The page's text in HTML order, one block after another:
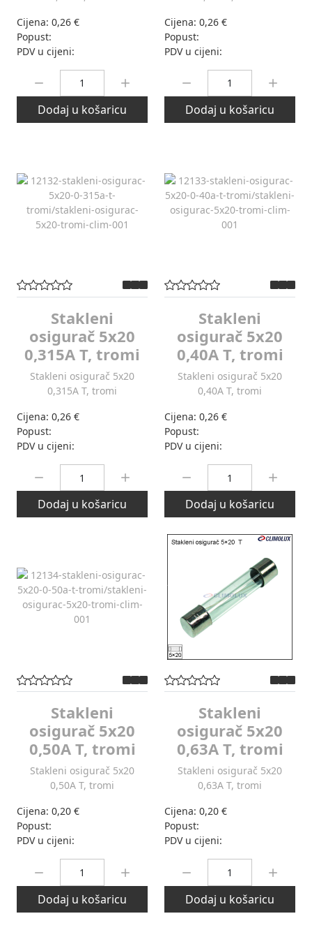
Cijena: 0,26 €
Popust:
PDV u cijeni:
Dodaj u košaricu
Cijena: 0,26 €
Popust:
PDV u cijeni:
Dodaj u košaricu
Stakleni
osigurač 5x20
0,315A T, tromi
Stakleni osigurač 5x20
0,315A T, tromi
Cijena: 0,26 €
Popust:
PDV u cijeni:
Dodaj u košaricu
Stakleni
osigurač 5x20
0,40A T, tromi
Stakleni osigurač 5x20
0,40A T, tromi
Cijena: 0,26 €
Popust:
PDV u cijeni:
Dodaj u košaricu
Stakleni
osigurač 5x20
0,50A T, tromi
Stakleni osigurač 5x20
0,50A T, tromi
Cijena: 0,20 €
Popust:
PDV u cijeni:
Dodaj u košaricu
Stakleni
osigurač 5x20
0,63A T, tromi
Stakleni osigurač 5x20
0,63A T, tromi
Cijena: 0,20 €
Popust:
PDV u cijeni:
Dodaj u košaricu